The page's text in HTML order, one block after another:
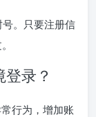
。只要注册信
录？
行为，增加账